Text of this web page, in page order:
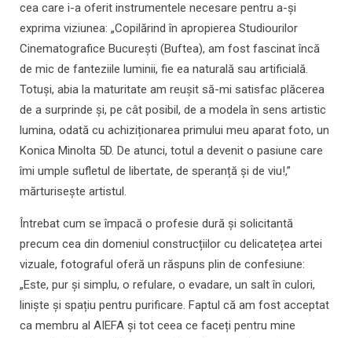
cea care i-a oferit instrumentele necesare pentru a-și
exprima viziunea: „Copilărind în apropierea Studiourilor
Cinematografice București (Buftea), am fost fascinat încă
de mic de fanteziile luminii, fie ea naturală sau artificială.
Totuși, abia la maturitate am reușit să-mi satisfac plăcerea
de a surprinde și, pe cât posibil, de a modela în sens artistic
lumina, odată cu achiziționarea primului meu aparat foto, un
Konica Minolta 5D. De atunci, totul a devenit o pasiune care
îmi umple sufletul de libertate, de speranță și de viu!,”
mărturisește artistul.
Întrebat cum se împacă o profesie dură și solicitantă
precum cea din domeniul construcțiilor cu delicatețea artei
vizuale, fotograful oferă un răspuns plin de confesiune:
„Este, pur și simplu, o refulare, o evadare, un salt în culori,
liniște și spațiu pentru purificare. Faptul că am fost acceptat
ca membru al AIEFA și tot ceea ce faceți pentru mine